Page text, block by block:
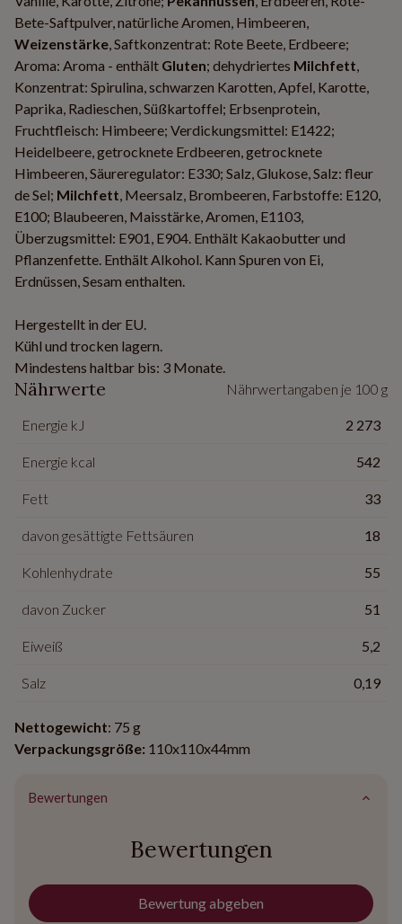
Bete-Saftpulver, natürliche Aromen, Himbeeren,
Weizenstärke, Saftkonzentrat: Rote Beete, Erdbeere;
Aroma: Aroma - enthält Gluten; dehydriertes Milchfett,
Konzentrat: Spirulina, schwarzen Karotten, Apfel, Karotte,
Paprika, Radieschen, Süßkartoffel; Erbsenprotein,
Fruchtfleisch: Himbeere; Verdickungsmittel: E1422;
Heidelbeere, getrocknete Erdbeeren, getrocknete
Himbeeren, Säureregulator: E330; Salz, Glukose, Salz: fleur
de Sel; Milchfett, Meersalz, Brombeeren, Farbstoffe: E120,
E100; Blaubeeren, Maisstärke, Aromen, E1103,
Überzugsmittel: E901, E904. Enthält Kakaobutter und
Pflanzenfette. Enthält Alkohol. Kann Spuren von Ei,
Erdnüssen, Sesam enthalten.
Hergestellt in der EU.
Kühl und trocken lagern.
Mindestens haltbar bis: 3 Monate.
Nährwerte Nährwertangaben je 100 g
Energie kJ 2 273
Energie kcal 542
Fett 33
davon gesättigte Fettsäuren 18
Kohlenhydrate 55
davon Zucker 51
Eiweiß 5,2
Salz 0,19
Nettogewicht: 75 g
Verpackungsgröße: 110x110x44mm
Bewertungen
Bewertungen
Bewertung abgeben